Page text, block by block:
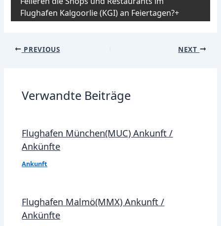
Flughafen Kalgoorlie (KGI) an Feiertagen?
Post
PREVIOUS NEXT
Verwandte Beiträge
Flughafen München(MUC) Ankunft /
Ankünfte
Ankunft
Flughafen Malmö(MMX) Ankunft /
Ankünfte